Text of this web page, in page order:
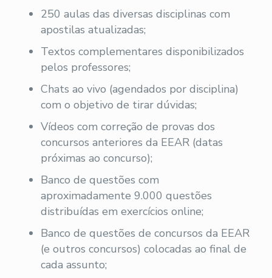
250 aulas das diversas disciplinas com
apostilas atualizadas;
Textos complementares disponibilizados
pelos professores;
Chats ao vivo (agendados por disciplina)
com o objetivo de tirar dúvidas;
Vídeos com correção de provas dos
concursos anteriores da EEAR (datas
próximas ao concurso);
Banco de questões com
aproximadamente 9.000 questões
distribuídas em exercícios online;
Banco de questões de concursos da EEAR
(e outros concursos) colocadas ao final de
cada assunto;